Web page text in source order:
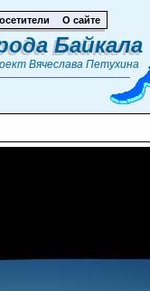
О сайте
Байкала
Вячеслава Петухина